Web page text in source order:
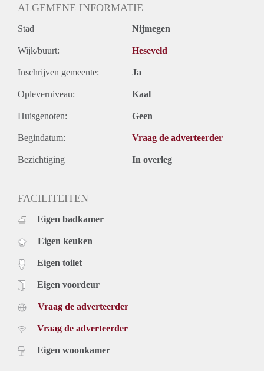
ALGEMENE INFORMATIE
Stad Nijmegen
Wijk/buurt: Heseveld
Inschrijven gemeente: Ja
Opleverniveau: Kaal
Huisgenoten: Geen
Begindatum: Vraag de adverteerder
Bezichtiging In overleg
FACILITEITEN
Eigen badkamer
Eigen keuken
Eigen toilet
Eigen voordeur
Vraag de adverteerder
Vraag de adverteerder
Eigen woonkamer